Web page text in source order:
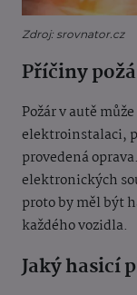
Zdroj: srovnator.cz
Příčiny
Požár v autě
elektroinstalaci,
provedená
elektronických
proto by měl být
každého vozidla.
Jaký hasicí